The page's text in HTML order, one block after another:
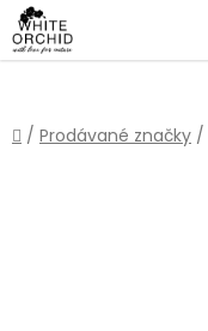
Přejít
na
obsah
Domů
/ Prodávané značky /